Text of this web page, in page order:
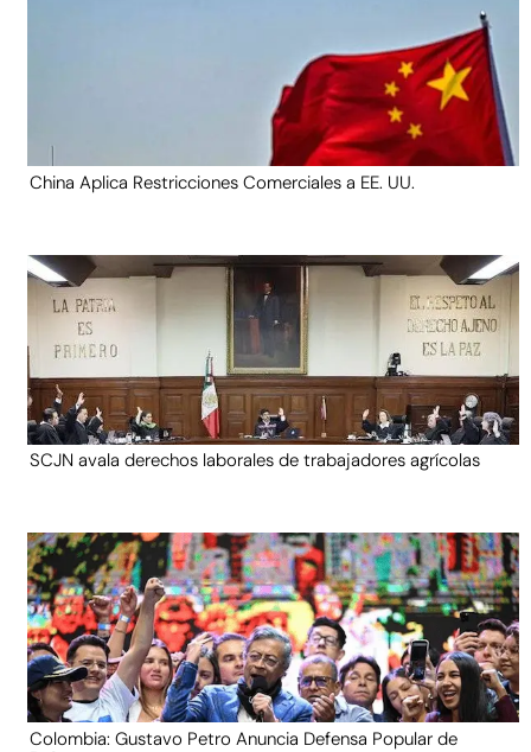
China Aplica Restricciones Comerciales a EE. UU.
SCJN avala derechos laborales de trabajadores agrícolas
Colombia: Gustavo Petro Anuncia Defensa Popular de